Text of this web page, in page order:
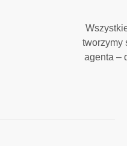
tworzymy
agenta –